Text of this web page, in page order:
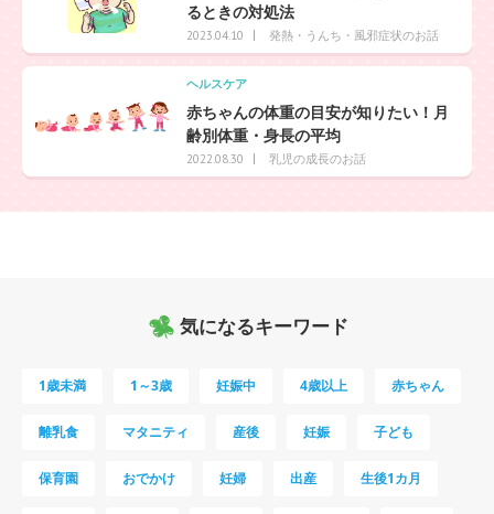
るときの対処法
2023.04.10 発熱・うんち・風邪症状のお話
ヘルスケア
赤ちゃんの体重の目安が知りたい！月
齢別体重・身長の平均
2022.08.30 乳児の成長のお話
気になるキーワード
1歳未満 1～3歳 妊娠中 4歳以上 赤ちゃん
離乳食 マタニティ 産後 妊娠 子ども
保育園 おでかけ 妊婦 出産 生後1カ月